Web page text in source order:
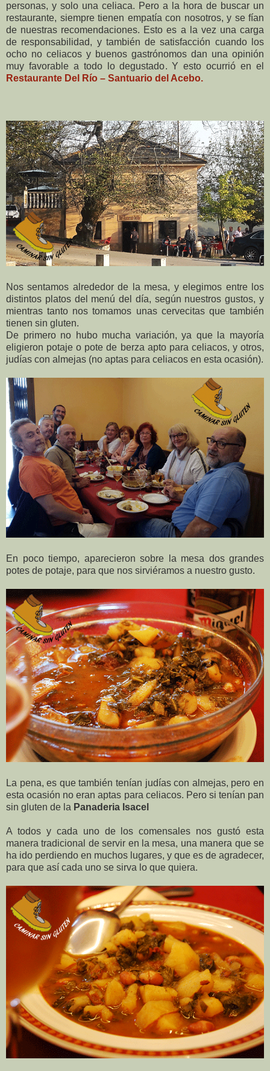
personas, y solo una celiaca. Pero a la hora de buscar un
restaurante, siempre tienen empatía con nosotros, y se fían
de nuestras recomendaciones. Esto es a la vez una carga
de responsabilidad, y también de satisfacción cuando los
ocho no celiacos y buenos gastrónomos dan una opinión
muy favorable a todo lo degustado. Y esto ocurrió en el
Restaurante Del Río – Santuario del Acebo.
Nos sentamos alrededor de la mesa, y elegimos entre los
distintos platos del menú del día, según nuestros gustos, y
mientras tanto nos tomamos unas cervecitas que también
tienen sin gluten.
De primero no hubo mucha variación, ya que la mayoría
eligieron potaje o pote de berza apto para celiacos, y otros,
judías con almejas (no aptas para celiacos en esta ocasión).
En poco tiempo, aparecieron sobre la mesa dos grandes
potes de potaje, para que nos sirviéramos a nuestro gusto.
La pena, es que también tenían judías con almejas, pero en
esta ocasión no eran aptas para celiacos. Pero si tenían pan
sin gluten de la Panaderia Isacel
A todos y cada uno de los comensales nos gustó esta
manera tradicional de servir en la mesa, una manera que se
ha ido perdiendo en muchos lugares, y que es de agradecer,
para que así cada uno se sirva lo que quiera.